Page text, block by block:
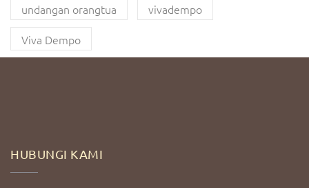
undangan orangtua
vivadempo
Viva Dempo
HUBUNGI KAMI